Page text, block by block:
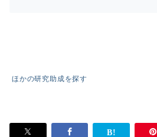
ほかの研究助成を探す